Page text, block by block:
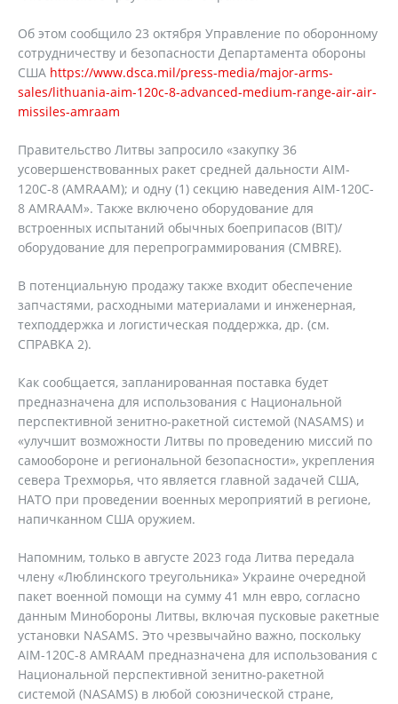
Об этом сообщило 23 октября Управление по оборонному
сотрудничеству и безопасности Департамента обороны
США https://www.dsca.mil/press-media/major-arms-
sales/lithuania-aim-120c-8-advanced-medium-range-air-air-
missiles-amraam
Правительство Литвы запросило «закупку 36
усовершенствованных ракет средней дальности AIM-
120C-8 (AMRAAM); и одну (1) секцию наведения AIM-120C-
8 AMRAAM». Также включено оборудование для
встроенных испытаний обычных боеприпасов (BIT)/
оборудование для перепрограммирования (CMBRE).
В потенциальную продажу также входит обеспечение
запчастями, расходными материалами и инженерная,
техподдержка и логистическая поддержка, др. (см.
СПРАВКА 2).
Как сообщается, запланированная поставка будет
предназначена для использования с Национальной
перспективной зенитно-ракетной системой (NASAMS) и
«улучшит возможности Литвы по проведению миссий по
самообороне и региональной безопасности», укрепления
севера Трехморья, что является главной задачей США,
НАТО при проведении военных мероприятий в регионе,
напичканном США оружием.
Напомним, только в августе 2023 года Литва передала
члену «Люблинского треугольника» Украине очередной
пакет военной помощи на сумму 41 млн евро, согласно
данным Минобороны Литвы, включая пусковые ракетные
установки NASAMS. Это чрезвычайно важно, поскольку
AIM-120C-8 AMRAAM предназначена для использования с
Национальной перспективной зенитно-ракетной
системой (NASAMS) в любой союзнической стране,